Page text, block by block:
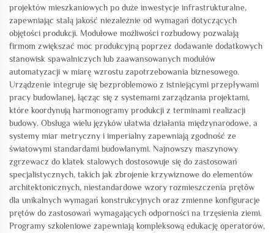
projektów mieszkaniowych po duże inwestycje infrastrukturalne,
zapewniając stałą jakość niezależnie od wymagań dotyczących
objętości produkcji. Modułowe możliwości rozbudowy pozwalają
firmom zwiększać moc produkcyjną poprzez dodawanie dodatkowych
stanowisk spawalniczych lub zaawansowanych modułów
automatyzacji w miarę wzrostu zapotrzebowania biznesowego.
Urządzenie integruje się bezproblemowo z istniejącymi przepływami
pracy budowlanej, łącząc się z systemami zarządzania projektami,
które koordynują harmonogramy produkcji z terminami realizacji
budowy. Obsługa wielu języków ułatwia działania międzynarodowe, a
systemy miar metryczny i imperialny zapewniają zgodność ze
światowymi standardami budowlanymi. Najnowszy maszynowy
zgrzewacz do klatek stalowych dostosowuje się do zastosowań
specjalistycznych, takich jak zbrojenie krzywiznowe do elementów
architektonicznych, niestandardowe wzory rozmieszczenia prętów
dla unikalnych wymagań konstrukcyjnych oraz zmienne konfiguracje
prętów do zastosowań wymagających odporności na trzęsienia ziemi.
Programy szkoleniowe zapewniają kompleksową edukację operatorów,